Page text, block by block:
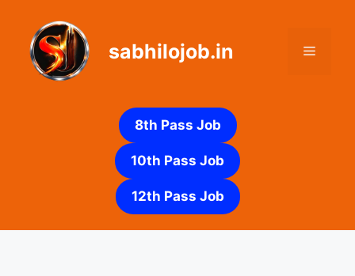
content
sabhilojob.in Menu
8th Pass Job
10th Pass Job
12th Pass Job